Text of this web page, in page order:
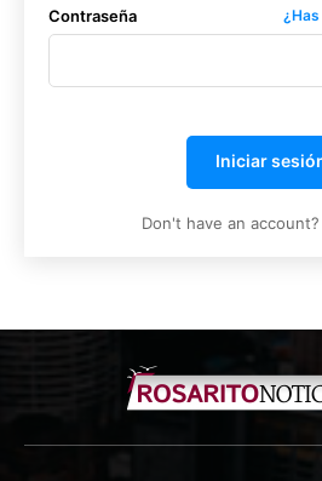
Contraseña
Iniciar
Don't have an account?